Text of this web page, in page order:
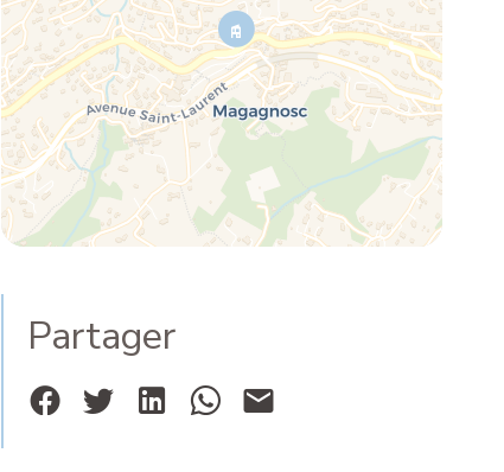
Partager